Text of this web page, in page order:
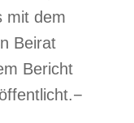
mit dem
Beirat
Bericht